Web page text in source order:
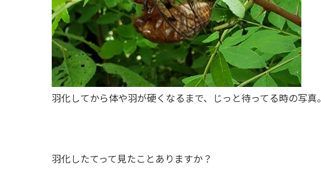
羽化してから体や羽が硬くなるまで、じっと待ってる時の写真。
羽化したてって見たことありますか？